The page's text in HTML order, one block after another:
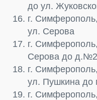
до ул.
г.
ул. Серова
г.
Серова до д.№2
г.
ул. Пушкина до
г.